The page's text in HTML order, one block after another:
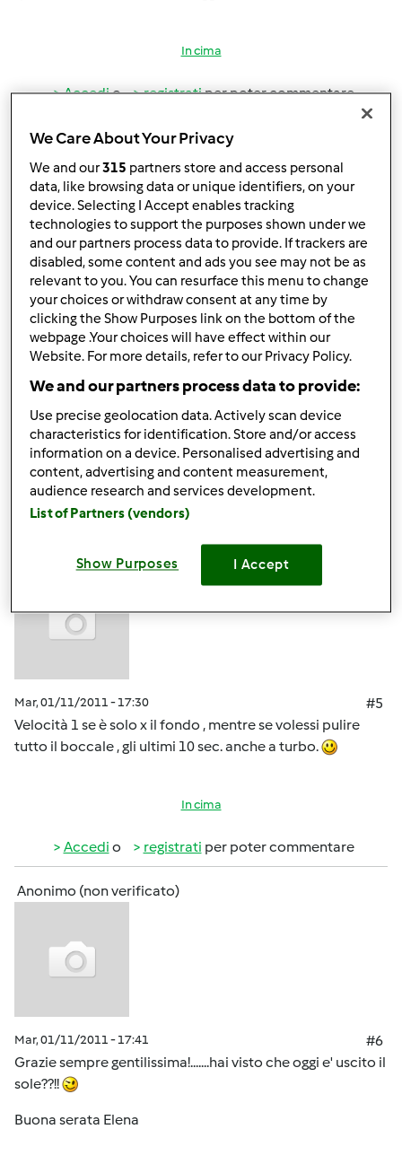
In cima
Accedio registratiper poter commentare
Anonimo (non verificato)
Mar, 01/11/2011 - 16:20
#4
m.assu wrote:
Metti cqua nel boccale tanto da coprire bene le lame , un
pò di bicarbonato e fai bollire x 10 minuti a 100 °,
Assunta scusa a che velocita' lo fai andare?Grazie Elena
In cima
Accedio registrati
Mar, 01/11/2011 - 17:30
#5
Velocità 1 se è solo x il fondo , mentre se volessi pulire
tutto il boccale , gli ultimi 10 sec. anche a turbo.
In cima
Accedi o registrati per poter commentare
Anonimo (non verificato)
Mar, 01/11/2011 - 17:41
#6
Grazie sempre gentilissima!.......hai visto che oggi e' uscito il
sole??!!
Buona serata Elena
We Care About Your Privacy
We and our315 partners store and access personal
data, like browsing data or unique identifiers, on your
device. Selecting I Accept enables tracking
technologies to support the purposes shown under we
and our partners process data to provide. If trackers are
disabled, some content and ads you see may not be as
relevant to you. You can resurface this menu to change
your choices or withdraw consent at any time by
clicking the Show Purposes link on the bottom of the
webpage .Your choices will have effect within our
Website. For more details, refer to our Privacy Policy.
We and our partners process data to provide:
Use precise geolocation data. Actively scan device
characteristics for identification. Store and/or access
information on a device. Personalised advertising and
content, advertising and content measurement,
audience research and services development.
List of Partners (vendors)
Show Purposes I Accept